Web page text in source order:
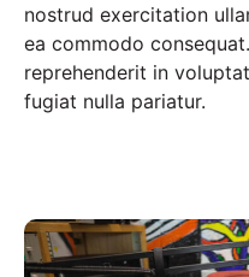
nostrud exercitation
ea commodo
reprehenderit in
fugiat nulla pariatur.